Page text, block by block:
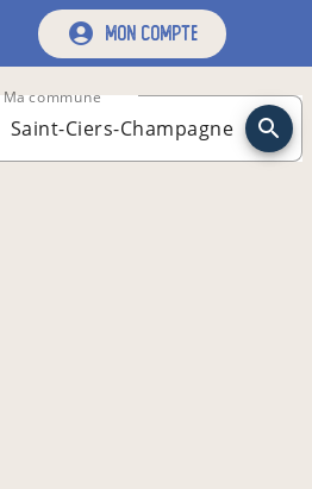
mon compte
Ma commune